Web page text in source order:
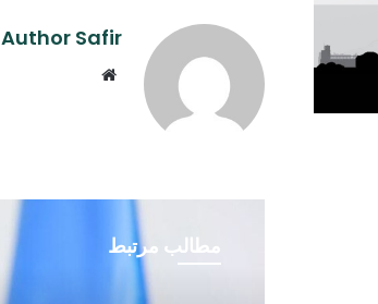
Author Safir
مطالب مرتبط